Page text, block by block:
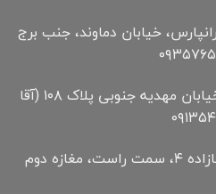
خیابان دماوند، جنب برج
: خیابان جی خیابان مهدیه جنوبی پلاک ۱۰۸ (آقا
: الهیه ۳۷، پاشازاده ۴، سمت راست، مغازه دوم